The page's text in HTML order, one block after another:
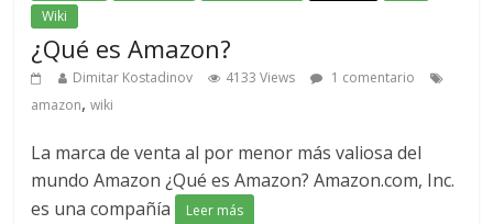
Wiki
¿Qué es Amazon?
Dimitar Kostadinov 4133 Views
1 comentario
amazon,wiki
La marca de venta al por menor más valiosa del
mundo Amazon ¿Qué es Amazon? Amazon.com, Inc.
es una compañía
Leer más